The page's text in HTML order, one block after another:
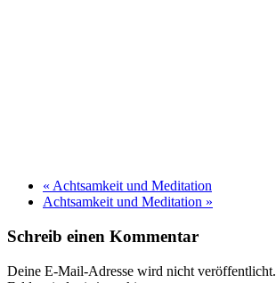
« Achtsamkeit und Meditation
Achtsamkeit und Meditation »
Schreib einen Kommentar
Deine E-Mail-Adresse wird nicht veröffentlicht.